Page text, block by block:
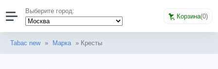
Выберите город:
Корзина(0)
Tabac new » Марка » Кресты